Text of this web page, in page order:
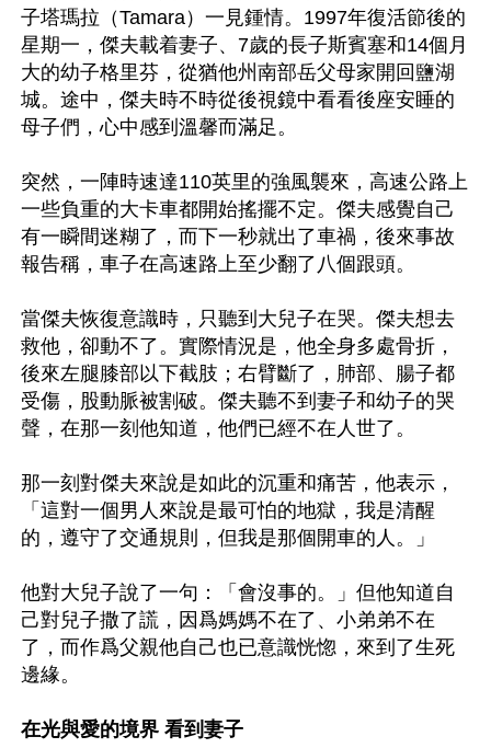
子塔瑪拉（Tamara）一見鍾情。1997年復活節後的
星期一，傑夫載着妻子、7歲的長子斯賓塞和14個月
大的幼子格里芬，從猶他州南部岳父母家開回鹽湖
城。途中，傑夫時不時從後視鏡中看看後座安睡的
母子們，心中感到溫馨而滿足。
突然，一陣時速達110英里的強風襲來，高速公路上
一些負重的大卡車都開始搖擺不定。傑夫感覺自己
有一瞬間迷糊了，而下一秒就出了車禍，後來事故
報告稱，車子在高速路上至少翻了八個跟頭。
當傑夫恢復意識時，只聽到大兒子在哭。傑夫想去
救他，卻動不了。實際情況是，他全身多處骨折，
後來左腿膝部以下截肢；右臂斷了，肺部、腸子都
受傷，股動脈被割破。傑夫聽不到妻子和幼子的哭
聲，在那一刻他知道，他們已經不在人世了。
那一刻對傑夫來說是如此的沉重和痛苦，他表示，
「這對一個男人來說是最可怕的地獄，我是清醒
的，遵守了交通規則，但我是那個開車的人。」
他對大兒子說了一句：「會沒事的。」但他知道自
己對兒子撒了謊，因爲媽媽不在了、小弟弟不在
了，而作爲父親他自己也已意識恍惚，來到了生死
邊緣。
在光與愛的境界 看到妻子